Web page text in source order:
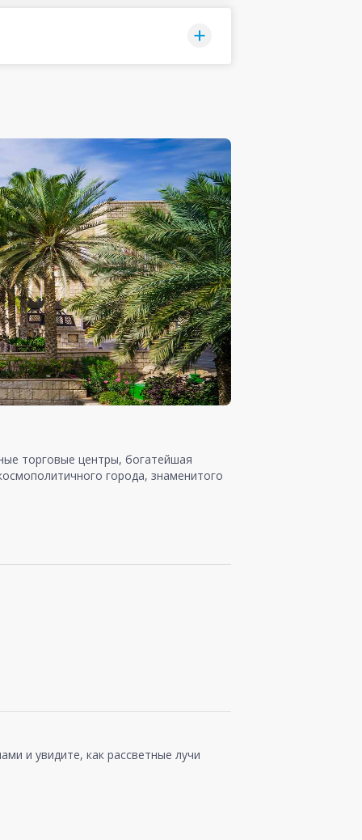
торговые центры, богатейшая
города, знаменитого
и увидите, как рассветные лучи